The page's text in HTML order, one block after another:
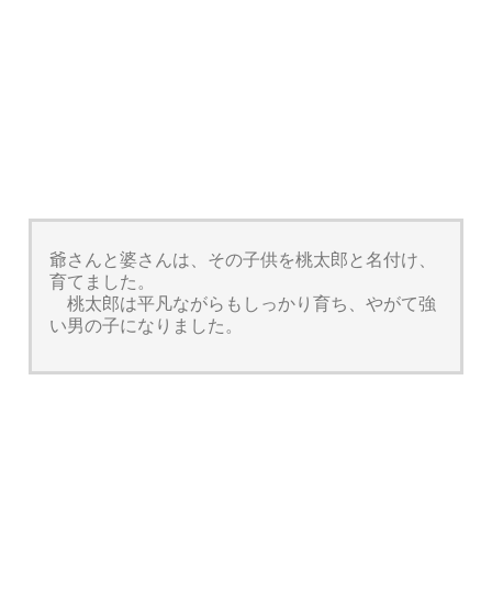
爺さんと婆さんは、その子供を桃太郎と名付け、
育てました。
桃太郎は平凡ながらもしっかり育ち、やがて強
い男の子になりました。